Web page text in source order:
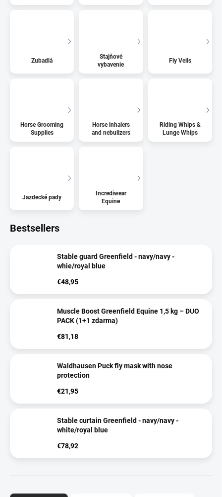
Zubadlá
Stajňové
vybavenie
Fly Veils
Horse Grooming
Supplies
Horse inhalers
and nebulizers
Riding Whips &
Lunge Whips
Jazdecké pady
Incrediwear
Equine
Bestsellers
Stable guard Greenfield - navy/navy -
whie/royal blue
€48,95
Muscle Boost Greenfield Equine 1,5 kg – DUO
PACK (1+1 zdarma)
€81,18
Waldhausen Puck fly mask with nose
protection
€21,95
Stable curtain Greenfield - navy/navy -
white/royal blue
€78,92
P